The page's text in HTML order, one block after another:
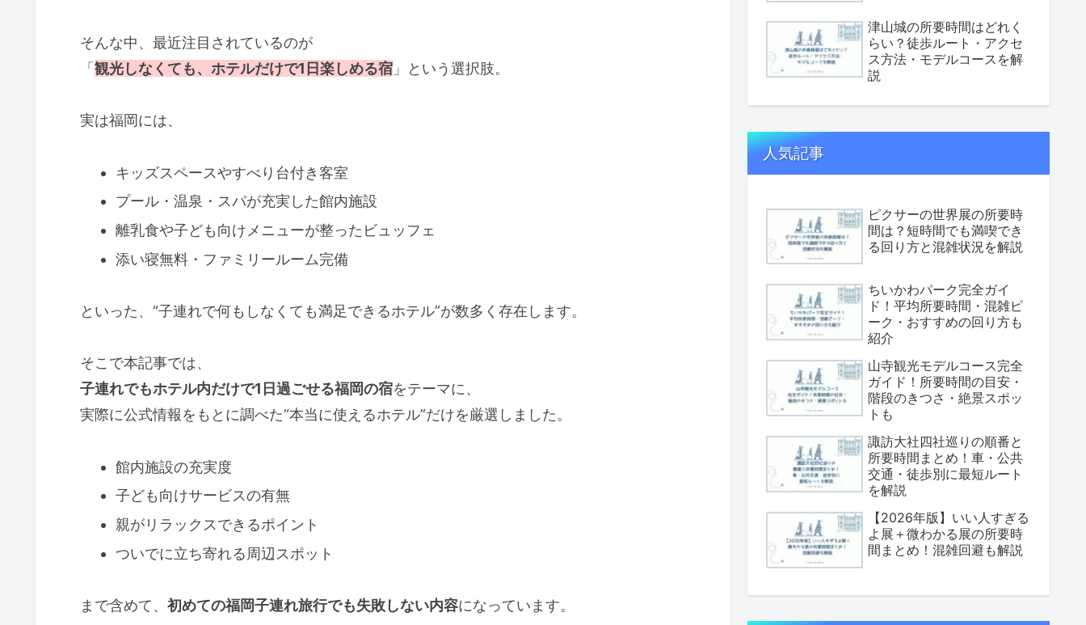
そんな中、最近注目されているのが
「 観光しなくても、ホテルだけで1日楽しめる宿 」という選択肢。
実は福岡には、
キッズスペースやすべり台付き客室
プール・温泉・スパが充実した館内施設
離乳食や子ども向けメニューが整ったビュッフェ
添い寝無料・ファミリールーム完備
といった、“子連れで何もしなくても満足できるホテル”が数多く存在します。
そこで本記事では、
子連れでもホテル内だけで1日過ごせる福岡の宿をテーマに、
実際に公式情報をもとに調べた“本当に使えるホテル”だけを厳選しました。
館内施設の充実度
子ども向けサービスの有無
親がリラックスできるポイント
ついでに立ち寄れる周辺スポット
まで含めて、 初めての福岡子連れ旅行でも失敗しない内容になっています。
津山城の所要時間はどれく
らい？徒歩ルート・アクセ
ス方法・モデルコースを解
説
人気記事
ピクサーの世界展の所要時
間は？短時間でも満喫でき
る回り方と混雑状況を解説
ちいかわパーク完全ガイ
ド！平均所要時間・混雑ピ
ーク・おすすめの回り方も
紹介
山寺観光モデルコース完全
ガイド！所要時間の目安・
階段のきつさ・絶景スポッ
トも
諏訪大社四社巡りの順番と
所要時間まとめ！車・公共
交通・徒歩別に最短ルート
を解説
【2026年版】いい人すぎる
よ展＋微わかる展の所要時
間まとめ！混雑回避も解説